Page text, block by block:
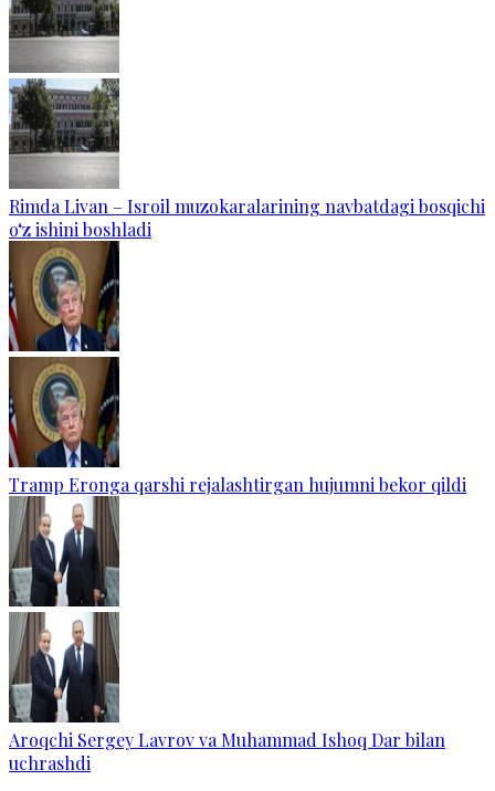
Rimda Livan – Isroil muzokaralarining navbatdagi bosqichi
o‘z ishini boshladi
Tramp Eronga qarshi rejalashtirgan hujumni bekor qildi
Aroqchi Sergey Lavrov va Muhammad Ishoq Dar bilan
uchrashdi